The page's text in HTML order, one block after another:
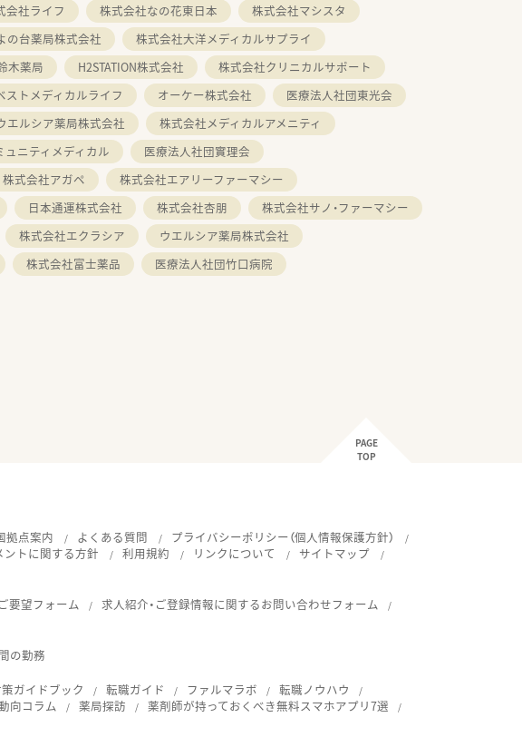
会社ライフ 株式会社なの花東日本
株式会社マシスタ
の台薬局株式会社
株式会社大洋メディカルサプライ
木薬局 H2STATION株式会社
株式会社クリニカルサポート
ストメディカルライフ オーケー株式会社
医療法人社団東光会
エルシア薬局株式会社
株式会社メディカルアメニティ
ュニティメディカル
医療法人社団實理会
株式会社アガペ
株式会社エアリーファーマシー
日本通運株式会社 株式会社杏朋
株式会社サノ・ファーマシー
株式会社エクラシア
ウエルシア薬局株式会社
株式会社富士薬品
医療法人社団竹口病院
PAGE
TOP
拠点案内 よくある質問
プライバシーポリシー（個人情報保護方針）
トに関する方針 利用規約 リンクについて
サイトマップ
要望フォーム
求人紹介・ご登録情報に関するお問い合わせフォーム
の勤務
ガイドブック 転職ガイド ファルマラボ
転職ノウハウ
向コラム 薬局探訪
薬剤師が持っておくべき無料スマホアプリ7選